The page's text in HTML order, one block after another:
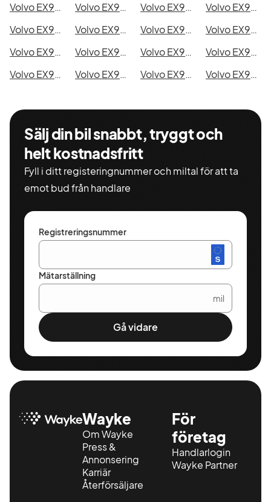
Volvo EX90 Single Motor i Lund
Volvo EX90 Single Motor i Mönsterås Volvo EX90 Single Motor i Uddevalla
Volvo EX90 Single Motor i Västervik
Volvo EX90 Single Motor i Ystad
Volvo EX90 Single Motor i Östersund Volvo EX90 Single Motor i Borlänge
Volvo EX90 Single Motor i Kiruna
Volvo EX90 Single Motor i Nyköping
Volvo EX90 Single Motor i Oskarshamn Volvo EX90 Single Motor i Sigtuna
Volvo EX90 Single Motor i Skellefteå
Volvo EX90 Single Motor i Skövde
Volvo EX90 Single Motor i Trollhättan Volvo EX90 Single Motor i Alingsås Volvo EX90 Single Motor i Båstad
Sälj din bil snabbt, tryggt och
helt kostnadsfritt
Fyll i ditt registeringnummer och miltal för att ta
emot bud från handlare
Registreringsnummer
Mätarställning
mil
Gå vidare
Wayke
Om Wayke
Press &
Annonsering
Karriär
Återförsäljare
För
företag
Handlarlogin
Wayke Partner